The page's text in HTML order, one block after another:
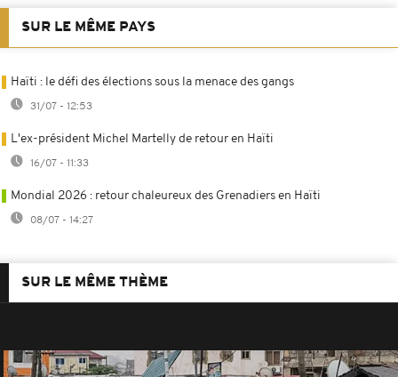
SUR LE MÊME PAYS
Haïti : le défi des élections sous la menace des gangs
31/07 - 12:53
L'ex-président Michel Martelly de retour en Haïti
16/07 - 11:33
Mondial 2026 : retour chaleureux des Grenadiers en Haïti
08/07 - 14:27
SUR LE MÊME THÈME